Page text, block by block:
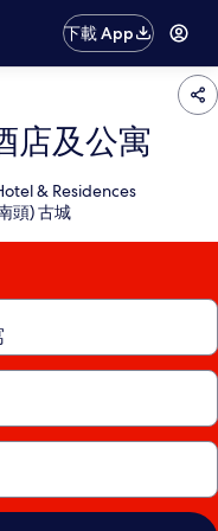
下載 App
店及公寓
& Residences
頭) 古城